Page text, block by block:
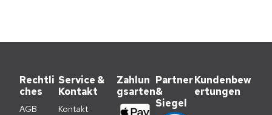
Rechtli
ches
AGB
Service &
Kontakt
Kontakt
Zahlun
gsarten
Partner
&
Siegel
Kundenbew
ertungen